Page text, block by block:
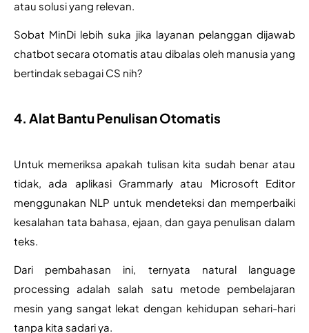
atau solusi yang relevan.
Sobat MinDi lebih suka jika layanan pelanggan dijawab
chatbot secara otomatis atau dibalas oleh manusia yang
bertindak sebagai CS nih?
4. Alat Bantu Penulisan Otomatis
Untuk memeriksa apakah tulisan kita sudah benar atau
tidak, ada aplikasi Grammarly atau Microsoft Editor
menggunakan NLP untuk mendeteksi dan memperbaiki
kesalahan tata bahasa, ejaan, dan gaya penulisan dalam
teks.
Dari pembahasan ini, ternyata natural language
processing adalah salah satu metode pembelajaran
mesin yang sangat lekat dengan kehidupan sehari-hari
tanpa kita sadari ya.